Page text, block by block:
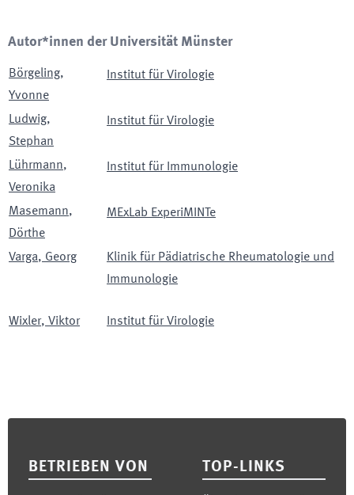
Autor*innen der Universität Münster
Börgeling,
Yvonne
Institut für Virologie
Ludwig,
Stephan
Institut für Virologie
Lührmann,
Veronika
Institut für Immunologie
Masemann,
Dörthe
MExLab ExperiMINTe
Varga, Georg
Klinik für Pädiatrische Rheumatologie und
Immunologie
Wixler, Viktor Institut für Virologie
BETRIEBEN VON TOP-LINKS